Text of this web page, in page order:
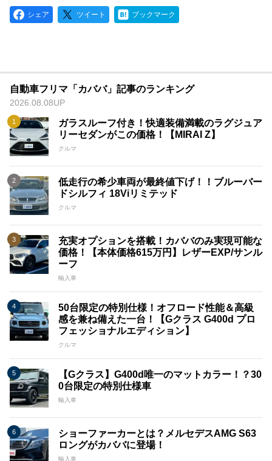
シェア ツイート ブックマーク
自動車フリマ「カババ」記事のランキング
2026.08.08UP
ガラスルーフ付き！快適装備満載のラグジュア
リーセダンがこの価格！【MIRAI Z】
クルマ
低走行の希少車両が最終値下げ！！ブルーバー
ドシルフィ 18Viリミテッド
クルマ
充実オプションを搭載！カババのみ実現可能な
価格！【本体価格615万円】レザーEXP/サンル
ーフ
輸入車
50台限定の特別仕様！オフロード性能＆高級
感を兼ね備えた一台！【Gクラス G400d プロ
フェッショナルエディション】
クルマ
【Gクラス】G400d唯一のマットカラー！？30
0台限定の特別仕様車
輸入車
ショーファーカーとは？メルセデスAMG S63
ロングがカババに登場！
輸入車